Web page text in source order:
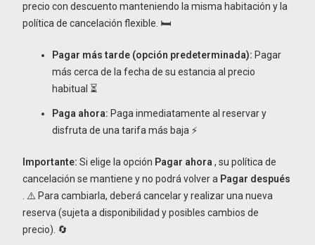
precio con descuento manteniendo la misma habitación y la
política de cancelación flexible. 🛏️
Pagar más tarde (opción predeterminada): Pagar
más cerca de la fecha de su estancia al precio
habitual ⏳
Paga ahora: Paga inmediatamente al reservar y
disfruta de una tarifa más baja ⚡
Importante: Si elige la opción Pagar ahora , su política de
cancelación se mantiene y no podrá volver a Pagar después
. ⚠️ Para cambiarla, deberá cancelar y realizar una nueva
reserva (sujeta a disponibilidad y posibles cambios de
precio). 🔄